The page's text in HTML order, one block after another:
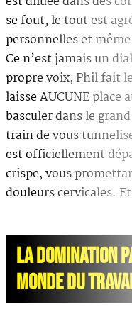
se fout, le tout est
personnelles et
Ce n’est jamais un
propre voix, Phil fait
laisse AUCUNE place
basculer dans le
train de vous
est officiellement
crispe, vous
douleurs cervicales.
LA DOMINATION
MONDE DU